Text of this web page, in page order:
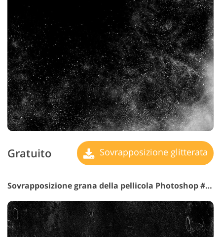
Gratuito Sovrapposizione glitterata
Sovrapposizione grana della pellicola Photoshop #19 "Antique Effect"